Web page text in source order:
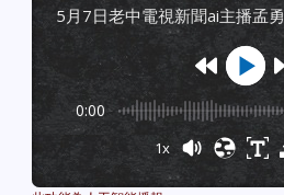
5月7日老中電視新聞ai主播孟勇
0:00
1x